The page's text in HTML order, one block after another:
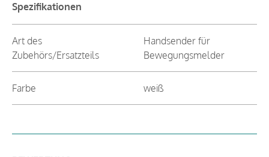
Spezifikationen
Art des
Zubehörs/Ersatzteils
Handsender für
Bewegungsmelder
Farbe weiß